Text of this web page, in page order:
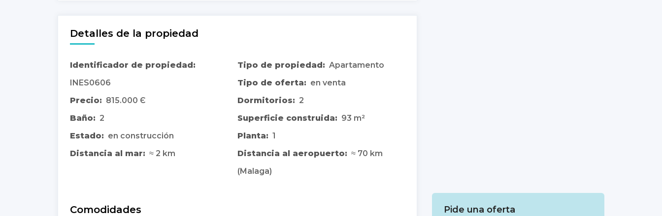
Detalles de la propiedad
Identificador de propiedad:
INES0606
Tipo de propiedad: Apartamento
Tipo de oferta: en venta
Precio: 815.000 Є Dormitorios: 2
Baño: 2 Superficie construida: 93 m²
Estado: en construcción Planta: 1
Distancia al mar: ≈ 2 km Distancia al aeropuerto: ≈ 70 km
(Malaga)
Comodidades Pide una oferta